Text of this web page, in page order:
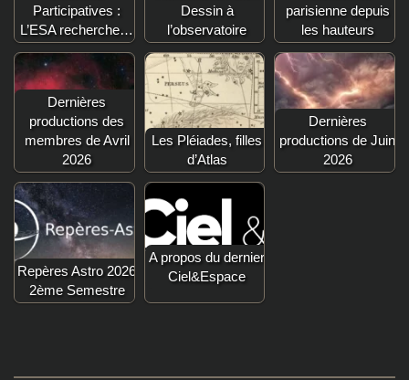
Participatives :
L’ESA recherche…
Dessin à
l’observatoire
parisienne depuis
les hauteurs
Dernières
productions des
membres de Avril
2026
Les Pléiades, filles
d’Atlas
Dernières
productions de Juin
2026
Repères Astro 2026
2ème Semestre
A propos du dernier
Ciel&Espace